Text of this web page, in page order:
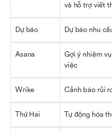
và hỗ trợ viết
Dự báo Dự báo nhu
Asana
Gợi ý nhiệm
việc
Wrike Cảnh báo rủi
Thứ Hai Tự động hóa